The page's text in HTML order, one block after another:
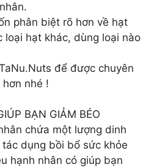
phân biệt rõ hơn về hạt
loại hạt khác, dùng loại nào
để được chuyên
nhé !
BẠN GIẢM BÉO
chứa một lượng dinh
dụng bồi bổ sức khỏe
hạnh nhân có giúp bạn